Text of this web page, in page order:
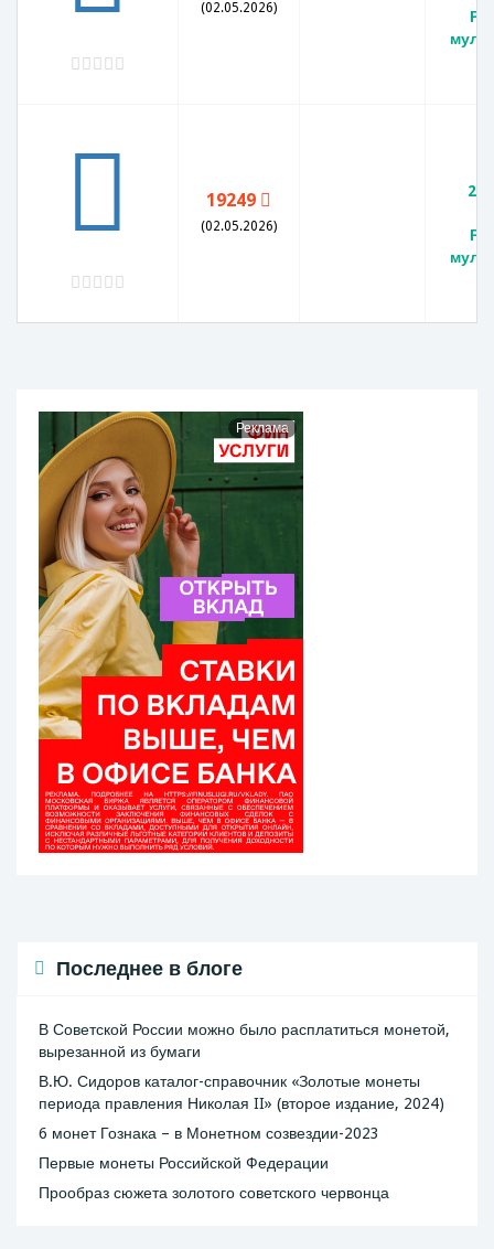
(02.05.2026)
19249
(02.05.2026)
Реклама
Последнее в блоге
В Советской России можно было расплатиться монетой,
вырезанной из бумаги
В.Ю. Сидоров каталог-справочник «Золотые монеты
периода правления Николая II» (второе издание, 2024)
6 монет Гознака – в Монетном созвездии-2023
Первые монеты Российской Федерации
Прообраз сюжета золотого советского червонца